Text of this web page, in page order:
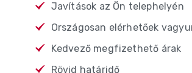
Javítások az Ön telephelyén
Országosan elérhetőek
Kedvező megfizethető árak
Rövid határidő